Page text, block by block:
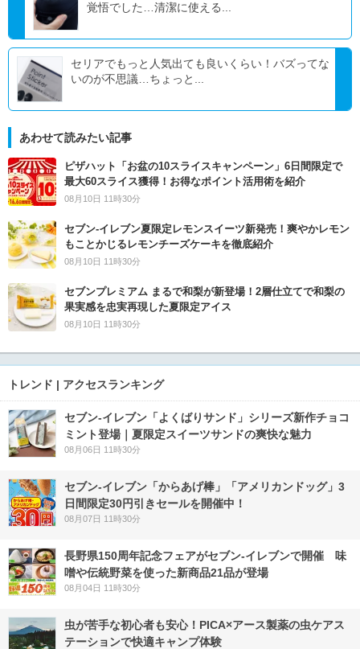
覚悟でした…清潔に使える...
セリアでもっと人気出ても良いくらい！バズってな
いのが不思議…ちょっと...
あわせて読みたい記事
ピザハット「お盆の10スライスキャンペーン」6日間限定で
最大60スライス獲得！お得なポイント活用術を紹介
08月10日 11時30分
セブン‐イレブン夏限定レモンスイーツ新発売！爽やかレモン
もことかじるレモンチーズケーキを徹底紹介
08月10日 11時30分
セブンプレミアム まるで和梨が新登場！2層仕立てで和梨の
果実感を忠実再現した夏限定アイス
08月10日 11時30分
トレンド | アクセスランキング
セブン‐イレブン「よくばりサンド」シリーズ新作チョコ
ミント登場｜夏限定スイーツサンドの爽快な魅力
08月06日 11時30分
セブン‐イレブン「からあげ棒」「アメリカンドッグ」3
日間限定30円引きセールを開催中！
08月07日 11時30分
長野県150周年記念フェアがセブン-イレブンで開催 味
噌や伝統野菜を使った新商品21品が登場
08月04日 11時30分
虫が苦手な初心者も安心！PICA×アース製薬の虫ケアス
テーションで快適キャンプ体験